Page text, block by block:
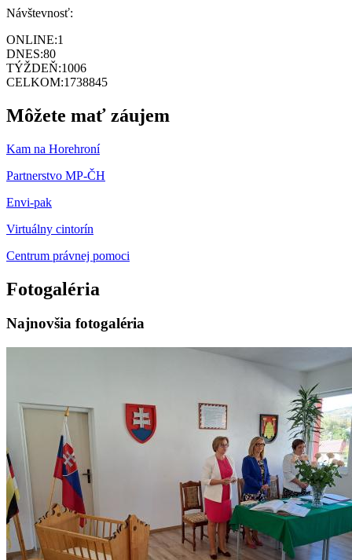
Návštevnosť:
ONLINE:1
DNES:80
TÝŽDEŇ:1006
CELKOM:1738845
Môžete mať záujem
Kam na Horehroní
Partnerstvo MP-ČH
Envi-pak
Virtuálny cintorín
Centrum právnej pomoci
Fotogaléria
Najnovšia fotogaléria